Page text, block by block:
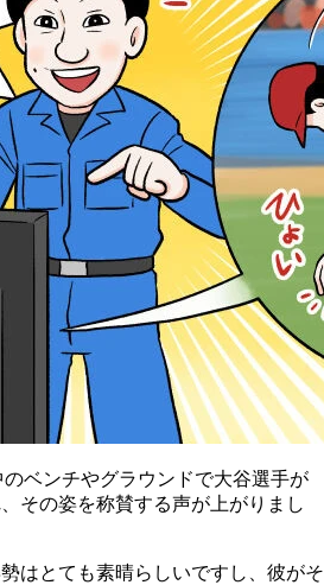
ベンチやグラウンドで大谷選手が
その姿を称賛する声が上がりまし
はとても素晴らしいですし、彼がそ